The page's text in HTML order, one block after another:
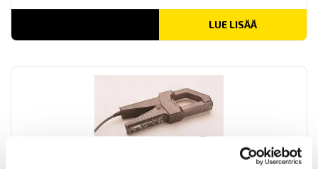
LUE LISÄÄ